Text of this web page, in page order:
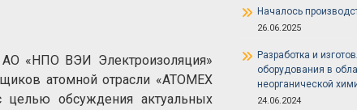
«НПО ВЭИ Электроизоляция»
атомной отрасли «ATOMEX
целью обсуждения актуальных
Началось
26.06.2025
Разработка и
оборудования в
неорганической
24.06.2024